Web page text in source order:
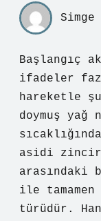
Simge
Başlangıç
ifadeler
hareketle
doymuş yağ
asidi
arasındaki
ile
türüdür.